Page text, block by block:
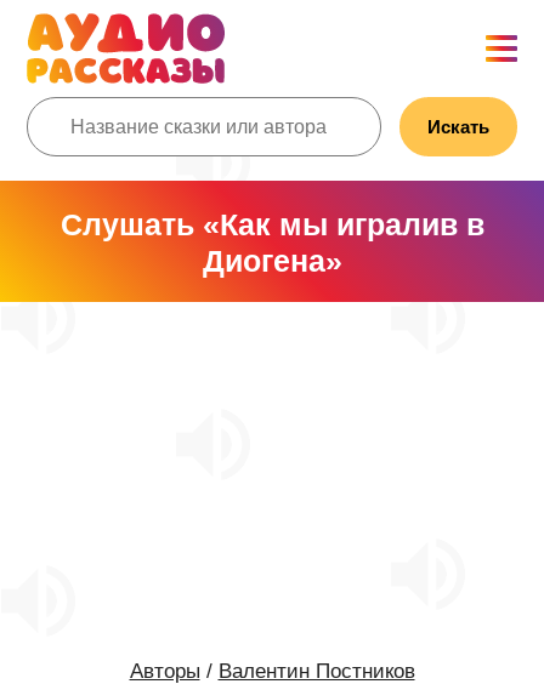
Искать
Слушать «Как мы игралив в
Диогена»
Авторы / Валентин Постников